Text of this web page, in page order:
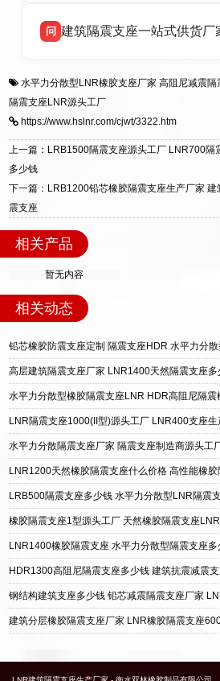
适用于民用住宅隔震工程，
震支座，电话：
区迎宾大街 9 号。
问 建筑隔震支座一站式供货厂
一站式供货厂家，拥有多年
标准生产 LRB/LNR/HDR/FPS
质、检测报告完备，提供选型
装指导全套服务，厂址衡水
水平力分散型LNR橡胶支座厂家 高阻尼减震隔
隔震支座LNR源头工厂
https://www.hslnr.com/cjwt/3322.htm
上一篇：LRB1500隔震支座源头工厂 LNR700隔
多少钱
下一篇：LRB1200铅芯橡胶隔震支座生产厂家
震支座
相关产品
暂无内容
相关动态